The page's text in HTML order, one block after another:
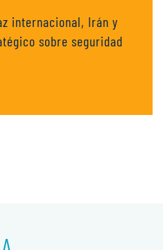
internacional, Irán y
sobre seguridad